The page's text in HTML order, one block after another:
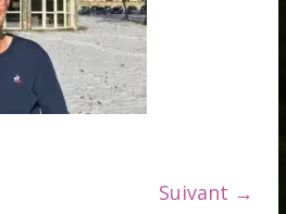
Suivant →